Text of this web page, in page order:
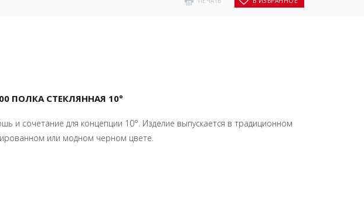
ПОЛКА СТЕКЛЯННАЯ 10°
и сочетание для концепции 10°. Изделие выпускается в традиционном
или модном черном цвете.